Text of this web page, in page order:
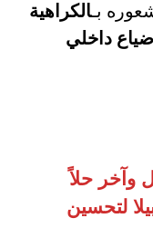
بـالكراهية
ضياع داخلي
وآخر حلاً
لتحسين